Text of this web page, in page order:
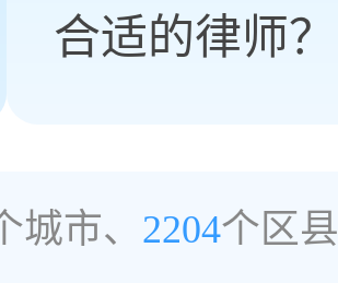
合适的律师？
城市、 2204个区县